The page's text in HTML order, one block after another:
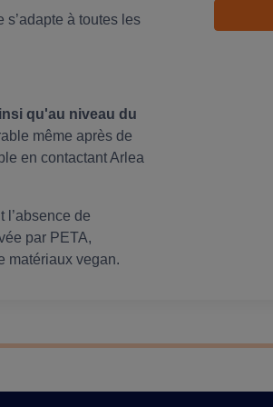
à toutes les
qu'au niveau du
même après de
en contactant Arlea
l’absence de
par PETA,
matériaux vegan.